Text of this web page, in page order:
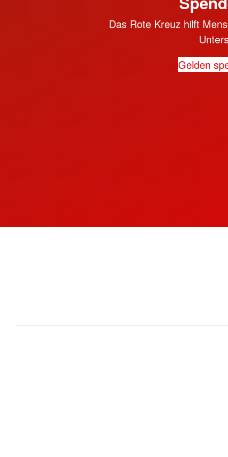
Das Rote Kreuz hilft
Gelden